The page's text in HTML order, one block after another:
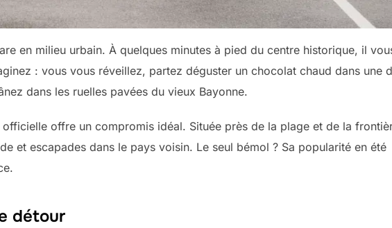
en milieu urbain. À quelques minutes à pied du centre historique, il
: vous vous réveillez, partez déguster un chocolat chaud dans une
dans les ruelles pavées du vieux Bayonne.
officielle offre un compromis idéal. Située près de la plage et de la
et escapades dans le pays voisin. Le seul bémol ? Sa popularité en été
détour